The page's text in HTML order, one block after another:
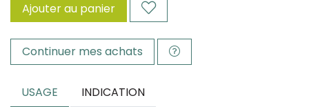
Ajouter au panier
Continuer mes achats
USAGE
INDICATION